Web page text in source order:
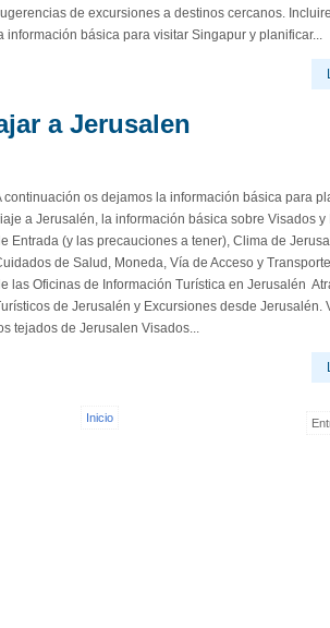
de excursiones a destinos cercanos.
información básica para visitar Singapur y planificar...
a Jerusalen
continuación os dejamos la información básica para
a Jerusalén, la información básica sobre Visados y
Entrada (y las precauciones a tener), Clima de
de Salud, Moneda, Vía de Acceso y
las Oficinas de Información Turística en Jerusalén
de Jerusalén y Excursiones desde Jerusalén.
tejados de Jerusalen Visados...
Inicio